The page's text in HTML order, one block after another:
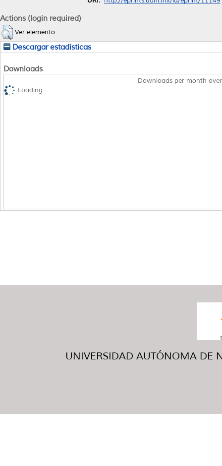
Actions (login required)
Ver elemento
Descargar estadísticas
Downloads
Downloads per month
Loading...
UNIVERSIDAD AUTÓNOMA DE